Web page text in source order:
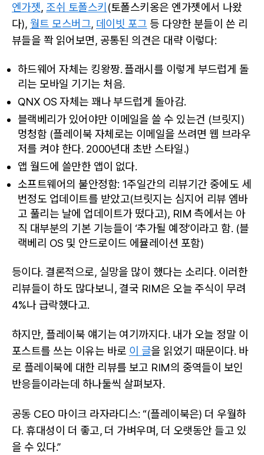
게
최
로
망
날.
엔가젯, 조쉬 토폴스키 (토폴스키옹은 엔가젯에서 나왔
다), 월트 모스버그, 데이빗 포그 등 다양한 분들이 쓴 리
뷰들을 쫙 읽어보면, 공통된 의견은 대략 이렇다:
하드웨어 자체는 킹왕짱. 플래시를 이렇게 부드럽게 돌
리는 모바일 기기는 처음.
QNX OS 자체는 꽤나 부드럽게 돌아감.
블랙베리가 있어야만 이메일을 쓸 수 있는건 (브릿지)
멍청함 (플레이북 자체로는 이메일을 쓰려면 웹 브라우
저를 켜야 한다. 2000년대 초반 스타일.)
앱 월드에 쓸만한 앱이 없다.
소프트웨어의 불안정함: 1주일간의 리뷰기간 중에도 세
번정도 업데이트를 받았고(브릿지는 심지어 리뷰 엠바
고 풀리는 날에 업데이트가 떴다고), RIM 측에서는 아
직 대부분의 기본 기능들이 ‘추가될 예정’이라고 함. (블
랙베리 OS 및 안드로이드 에뮬레이션 포함)
등이다. 결론적으로, 실망을 많이 했다는 소리다. 이러한
리뷰들이 하도 많다보니, 결국 RIM은 오늘 주식이 무려
4%나 급락했다고.
하지만, 플레이북 얘기는 여기까지다. 내가 오늘 정말 이
포스트를 쓰는 이유는 바로 이 글을 읽었기 때문이다. 바
로 플레이북에 대한 리뷰를 보고 RIM의 중역들이 보인
반응들이라는데 하나둘씩 살펴보자.
공동 CEO 마이크 라자라디스: “(플레이북은) 더 우월하
다. 휴대성이 더 좋고, 더 가벼우며, 더 오랫동안 들고 있
을 수 있다.”